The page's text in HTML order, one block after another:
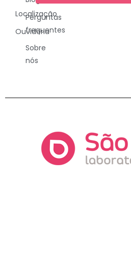
Localização
Ouvidoria
Perguntas
frequentes
Sobre
nós